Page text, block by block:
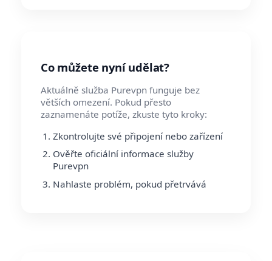
Co můžete nyní udělat?
Aktuálně služba Purevpn funguje bez
větších omezení. Pokud přesto
zaznamenáte potíže, zkuste tyto kroky:
Zkontrolujte své připojení nebo zařízení
Ověřte oficiální informace služby
Purevpn
Nahlaste problém, pokud přetrvává